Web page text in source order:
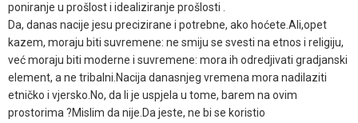
poniranje u prošlost i idealiziranje prošlosti .
Da, danas nacije jesu precizirane i potrebne, ako hoćete.Ali,opet
kazem, moraju biti suvremene: ne smiju se svesti na etnos i religiju,
već moraju biti moderne i suvremene: mora ih odredjivati gradjanski
element, a ne tribalni.Nacija danasnjeg vremena mora nadilaziti
etničko i vjersko.No, da li je uspjela u tome, barem na ovim
prostorima ?Mislim da nije.Da jeste, ne bi se koristio